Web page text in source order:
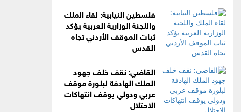
فلسطين النيابية: لقاء الملك
واللجنة الوزارية العربية يؤكد
ثبات الموقف الأردني تجاه
القدس
القاضي: نقف خلف جهود
الملك الهادفة لبلورة موقف
عربي ودولي يوقف انتهاكات
الاحتلال